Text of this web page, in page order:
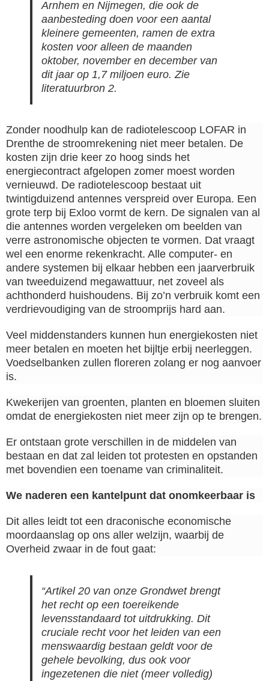
Arnhem en Nijmegen, die ook de
aanbesteding doen voor een aantal
kleinere gemeenten, ramen de extra
kosten voor alleen de maanden
oktober, november en december van
dit jaar op 1,7 miljoen euro. Zie
literatuurbron 2.
Zonder noodhulp kan de radiotelescoop LOFAR in
Drenthe de stroomrekening niet meer betalen. De
kosten zijn drie keer zo hoog sinds het
energiecontract afgelopen zomer moest worden
vernieuwd. De radiotelescoop bestaat uit
twintigduizend antennes verspreid over Europa. Een
grote terp bij Exloo vormt de kern. De signalen van al
die antennes worden vergeleken om beelden van
verre astronomische objecten te vormen. Dat vraagt
wel een enorme rekenkracht. Alle computer- en
andere systemen bij elkaar hebben een jaarverbruik
van tweeduizend megawattuur, net zoveel als
achthonderd huishoudens. Bij zo’n verbruik komt een
verdrievoudiging van de stroomprijs hard aan.
Veel middenstanders kunnen hun energiekosten niet
meer betalen en moeten het bijltje erbij neerleggen.
Voedselbanken zullen floreren zolang er nog aanvoer
is.
Kwekerijen van groenten, planten en bloemen sluiten
omdat de energiekosten niet meer zijn op te brengen.
Er ontstaan grote verschillen in de middelen van
bestaan en dat zal leiden tot protesten en opstanden
met bovendien een toename van criminaliteit.
We naderen een kantelpunt dat onomkeerbaar is
Dit alles leidt tot een draconische economische
moordaanslag op ons aller welzijn, waarbij de
Overheid zwaar in de fout gaat:
“Artikel 20 van onze Grondwet brengt
het recht op een toereikende
levensstandaard tot uitdrukking. Dit
cruciale recht voor het leiden van een
menswaardig bestaan geldt voor de
gehele bevolking, dus ook voor
ingezetenen die niet (meer volledig)